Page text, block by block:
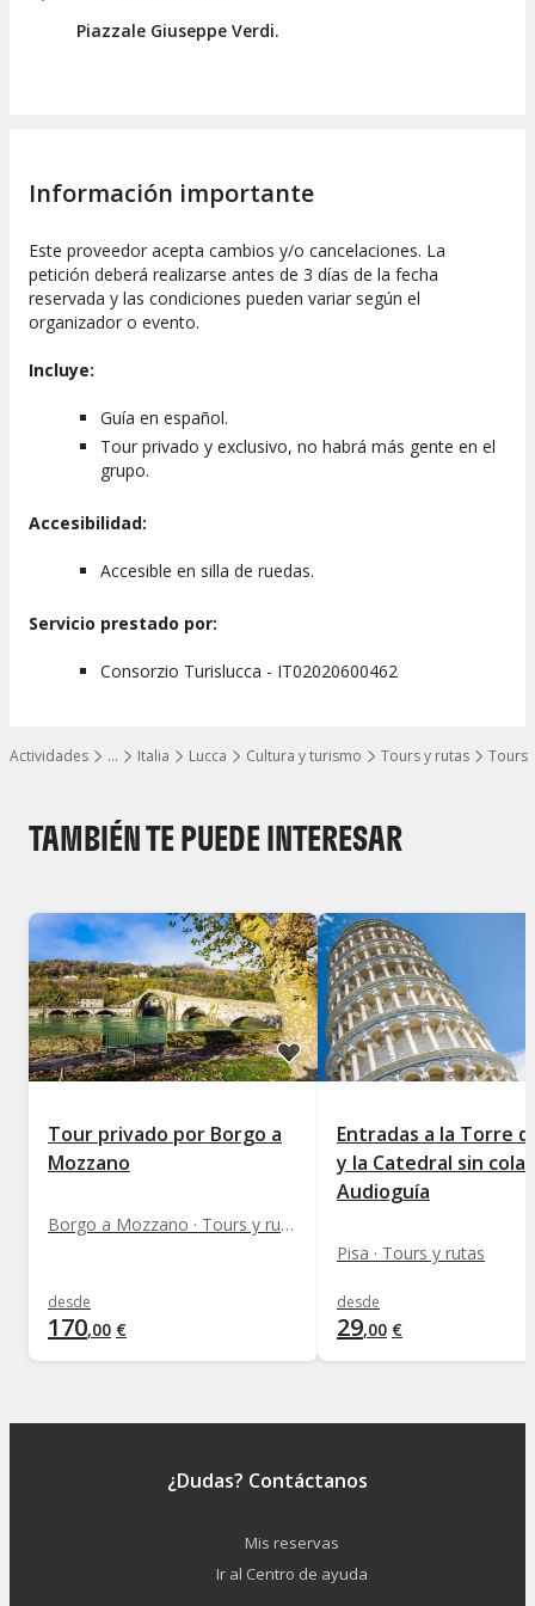
…
Mostrar todos los niveles
Actividades Italia Lucca Cultura y turismo Tours y rutas Tours
Piazzale Giuseppe Verdi.
Información importante
Este proveedor acepta cambios y/o cancelaciones. La
petición deberá realizarse antes de 3 días de la fecha
reservada y las condiciones pueden variar según el
organizador o evento.
Incluye:
Guía en español.
Tour privado y exclusivo, no habrá más gente en el
grupo.
Accesibilidad:
Accesible en silla de ruedas.
Servicio prestado por:
Consorzio Turislucca - IT02020600462
TAMBIÉN TE PUEDE INTERESAR
Tour privado por Borgo a
Mozzano
Borgo a Mozzano · Tours y rutas
desde
170,00 €
Entradas a la Torre
y la Catedral sin
Audioguía
Pisa · Tours y rutas
desde
29,00 €
¿Dudas? Contáctanos
Mis reservas
Ir al Centro de ayuda